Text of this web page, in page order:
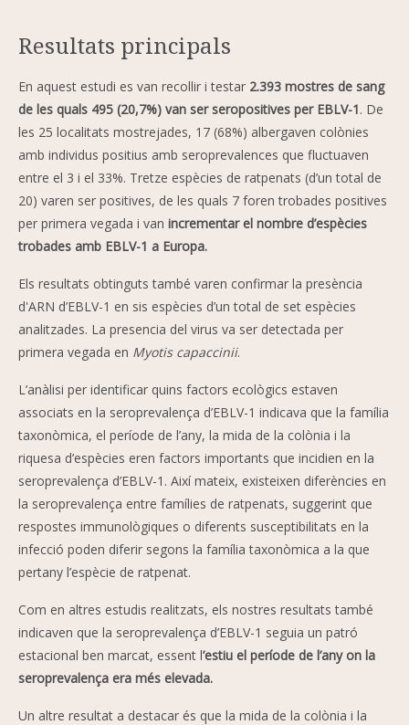
Resultats principals
En aquest estudi es van recollir i testar 2.393 mostres de sang
de les quals 495 (20,7%) van ser seropositives per EBLV-1. De
les 25 localitats mostrejades, 17 (68%) albergaven colònies
amb individus positius amb seroprevalences que fluctuaven
entre el 3 i el 33%. Tretze espècies de ratpenats (d’un total de
20) varen ser positives, de les quals 7 foren trobades positives
per primera vegada i van incrementar el nombre d’espècies
trobades amb EBLV-1 a Europa.
Els resultats obtinguts també varen confirmar la presència
d'ARN d’EBLV-1 en sis espècies d’un total de set espècies
analitzades. La presencia del virus va ser detectada per
primera vegada en Myotis capaccinii.
L’anàlisi per identificar quins factors ecològics estaven
associats en la seroprevalença d’EBLV-1 indicava que la família
taxonòmica, el període de l’any, la mida de la colònia i la
riquesa d’espècies eren factors importants que incidien en la
seroprevalença d’EBLV-1. Així mateix, existeixen diferències en
la seroprevalença entre famílies de ratpenats, suggerint que
respostes immunològiques o diferents susceptibilitats en la
infecció poden diferir segons la família taxonòmica a la que
pertany l’espècie de ratpenat.
Com en altres estudis realitzats, els nostres resultats també
indicaven que la seroprevalença d’EBLV-1 seguia un patró
estacional ben marcat, essent l’estiu el període de l’any on la
seroprevalença era més elevada.
Un altre resultat a destacar és que la mida de la colònia i la